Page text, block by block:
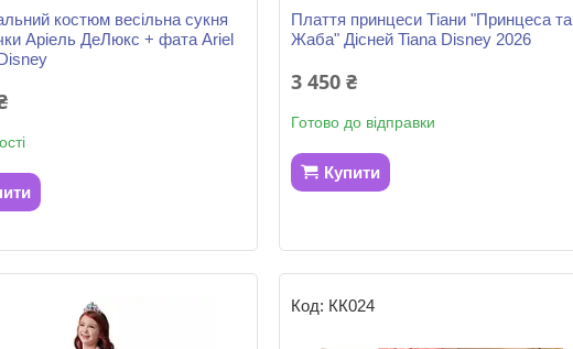
костюм весільна сукня
Аріель ДеЛюкс + фата Ariel
Плаття принцеси Тіани "Принцеса та
Жаба" Дісней Tiana Disney 2026
3 450 ₴
Готово до відправки
Купити
КК024